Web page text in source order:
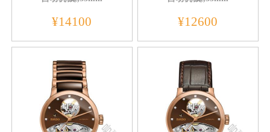
¥14100 ¥12600